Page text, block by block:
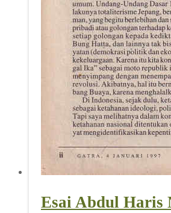
Esai Abdul Haris